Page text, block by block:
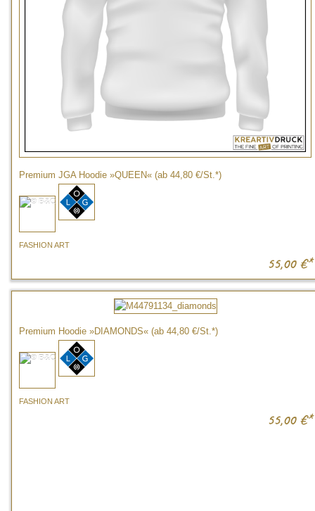
Premium JGA Hoodie »QUEEN« (ab 44,80 €/St.*)
FASHION ART
55,00 €*
Premium Hoodie »DIAMONDS« (ab 44,80 €/St.*)
FASHION ART
55,00 €*